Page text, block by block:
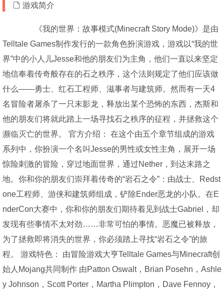
游戏简介
《我的世界：故事模式(Minecraft Story Mode)》是由
Telltale Games制作发行的一款角色扮演游戏，游戏以“我的世
界”中的小人儿Jesse和他的朋友们为主角，他们一直以来坚定
地信奉着传奇般存在的石之秩序，这个法则规定了他们应该做
什么——勇士、红石工程师、滋事者与建筑师。然而有一天4
名冒险者屠杀了一只末影龙，释放出某个恐怖的东西，杰斯和
他的朋友们将就此踏上一场寻找石之秩序的征程，并拯救这个
濒临灭亡的世界。 官方介绍： 在这个由五个章节组成的游戏
系列中，你扮演一个名叫Jesse的男性或女性主角，展开一场
惊险刺激的冒险，穿过地面世界，通过Nether，到达末路之
地。你和你的朋友们崇拜着传奇的“岩石之令”：由战士、Redst
one工程师、游侠和建筑师组成，铲除Ender恶龙的小队。在E
nderCon大赛中，你和你的朋友们期待着见到战士Gabriel，却
发现有些事情不太对劲……非常可怕的事情。恶魔已被释放，
为了拯救即将消失的世界，你必须踏上寻找“岩石之令”的旅
程。 游戏特色： 由冒险游戏大亨Telltale Games与Minecraft创
始人Mojang共同制作 由Patton Oswalt，Brian Posehn，Ashle
y Johnson，Scott Porter，Martha Plimpton，Dave Fennoy，